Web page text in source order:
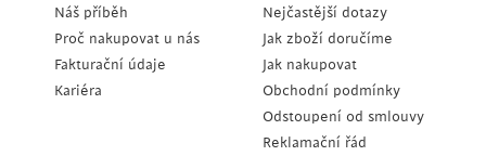
Náš příběh
Proč nakupovat u nás
Fakturační údaje
Kariéra
Nejčastější dotazy
Jak zboží doručíme
Jak nakupovat
Obchodní podmínky
Odstoupení od smlouvy
Reklamační řád